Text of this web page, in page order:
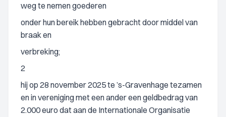
weg te nemen goederen
onder hun bereik hebben gebracht door middel van
braak en
verbreking;
2
hij op 28 november 2025 te ’s-Gravenhage tezamen
en in vereniging met een ander een geldbedrag van
2.000 euro dat aan de Internationale Organisatie